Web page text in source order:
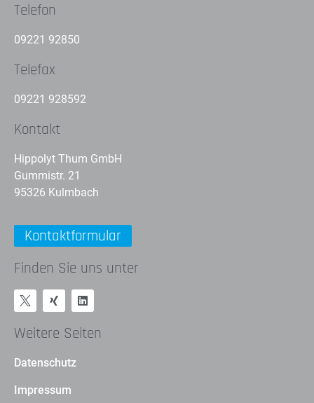
Telefon
09221 92850
Telefax
09221 928592
Kontakt
Hippolyt Thum GmbH
Gummistr. 21
95326 Kulmbach
Kontaktformular
Finden Sie uns unter
Weitere Seiten
Datenschutz
Impressum